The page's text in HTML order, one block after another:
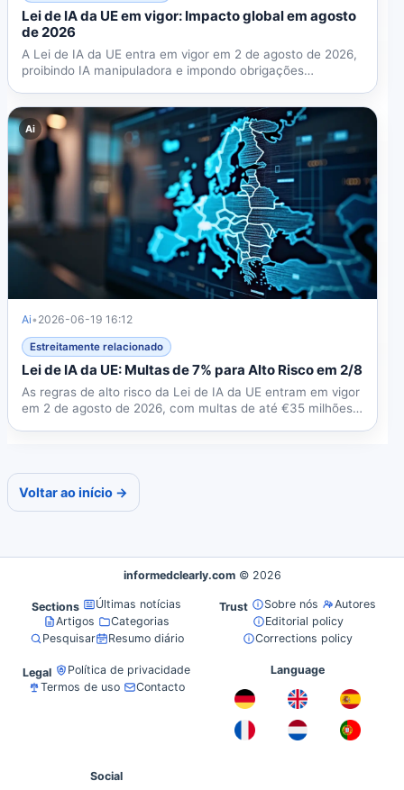
Lei de IA da UE em vigor: Impacto global em agosto
de 2026
A Lei de IA da UE entra em vigor em 2 de agosto de 2026,
proibindo IA manipuladora e impondo obrigações
Ai
Ai• 2026-06-19 16:12
Estreitamente relacionado
Lei de IA da UE: Multas de 7% para Alto Risco em 2/8
As regras de alto risco da Lei de IA da UE entram em vigor
em 2 de agosto de 2026, com multas de até €35 milhões
Voltar ao início →
informedclearly.com © 2026
Sections
Últimas notícias
Artigos
Categorias
Pesquisar
Resumo diário
Trust Sobre nós
Autores
Editorial policy
Corrections policy
Legal
Política de privacidade
Termos de uso
Contacto
Language
Social